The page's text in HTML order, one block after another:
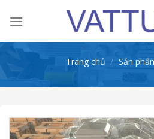
Trang chủ / Sản